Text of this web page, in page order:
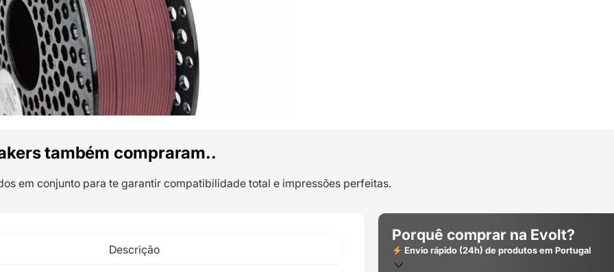
também compraram..
em conjunto para te garantir compatibilidade total e impressões perfeitas.
Descrição
Porquê comprar na Evolt?
Envio rápido (24h) de produtos em Portugal